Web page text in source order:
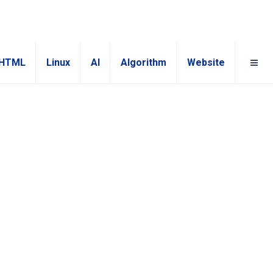
Linux AI Algorithm Website